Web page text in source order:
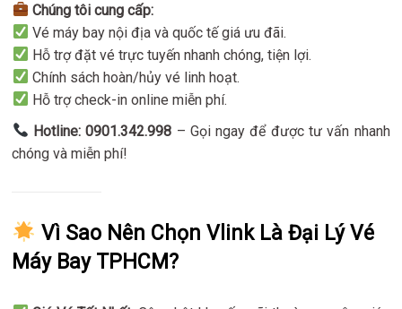
Chúng tôi cung cấp:
Vé máy bay nội địa và quốc tế giá ưu đãi.
Hỗ trợ đặt vé trực tuyến nhanh chóng, tiện lợi.
Chính sách hoàn/hủy vé linh hoạt.
Hỗ trợ check-in online miễn phí.
Hotline: 0901.342.998 – Gọi ngay để được tư vấn nhanh
chóng và miễn phí!
Vì Sao Nên Chọn Vlink Là Đại Lý Vé
Máy Bay TPHCM?